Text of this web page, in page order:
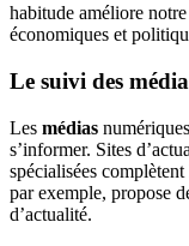
habitude améliore
économiques et
Le suivi des
Les médias
s’informer. Sites
spécialisées
par exemple, propose
d’actualité.